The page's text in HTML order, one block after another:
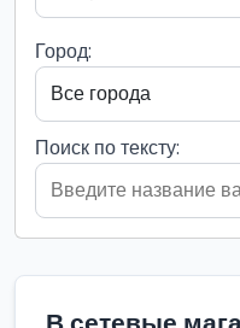
Город:
Поиск по тексту: